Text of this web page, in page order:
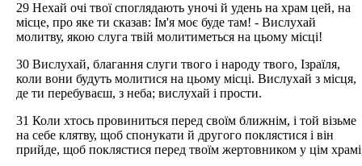
29 Нехай очі твої споглядають уночі й удень на храм цей, на
місце, про яке ти сказав: Ім'я моє буде там! - Вислухай
молитву, якою слуга твій молитиметься на цьому місці!
30 Вислухай, благання слуги твого і народу твого, Ізраїля,
коли вони будуть молитися на цьому місці. Вислухай з місця,
де ти перебуваєш, з неба; вислухай і прости.
31 Коли хтось провиниться перед своїм ближнім, і той візьме
на себе клятву, щоб спонукати й другого поклястися і він
прийде, щоб поклястися перед твоїм жертовником у цім